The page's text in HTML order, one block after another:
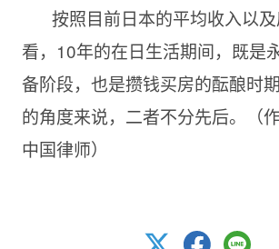
按照目前日本的平均收入以
看， 10年的在日生活期间，既是
备阶段，也是攒钱买房的酝酿时
的角度来说，二者不分先后。
（
中国律师）